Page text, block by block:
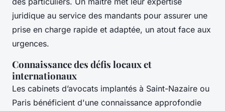
juridique au service des mandants pour assurer une
prise en charge rapide et adaptée, un atout face aux
urgences.
Connaissance des défis locaux et
internationaux
Les cabinets d’avocats implantés à Saint-Nazaire ou
Paris bénéficient d'une connaissance approfondie